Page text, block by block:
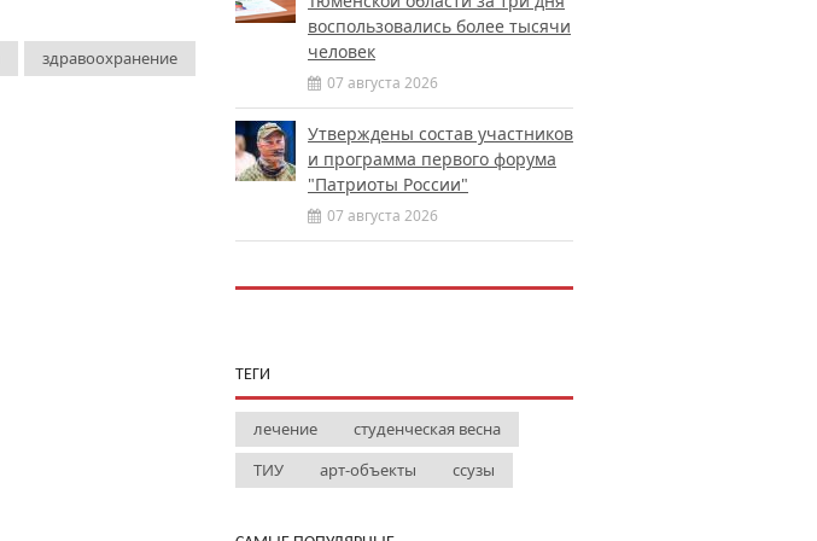
здравоохранение
воспользовались более тысячи
человек
07 августа 2026
Утверждены состав участников
и программа первого форума
"Патриоты России"
07 августа 2026
ТЕГИ
лечение
студенческая весна
ТИУ
арт-объекты ссузы